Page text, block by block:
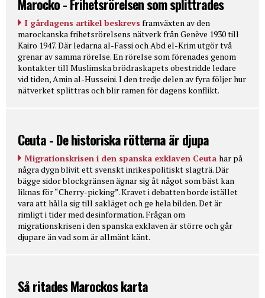
Marocko - Frihetsrörelsen som splittrades
I gårdagens artikel beskrevs framväxten av den
marockanska frihetsrörelsens nätverk från Genève 1930 till
Kairo 1947. Där ledarna al-Fassi och Abd el-Krim utgör två
grenar av samma rörelse. En rörelse som förenades genom
kontakter till Muslimska brödraskapets obestridde ledare
vid tiden, Amin al-Husseini. I den tredje delen av fyra följer hur
nätverket splittras och blir ramen för dagens konflikt.
Ceuta - De historiska rötterna är djupa
Migrationskrisen i den spanska exklaven Ceuta har på
några dygn blivit ett svenskt inrikespolitiskt slagträ. Där
bägge sidor blockgränsen ägnar sig åt något som bäst kan
liknas för “Cherry-picking”. Kravet i debatten borde istället
vara att hålla sig till sakläget och ge hela bilden. Det är
rimligt i tider med desinformation. Frågan om
migrationskrisen i den spanska exklaven är större och går
djupare än vad som är allmänt känt.
Så ritades Marockos karta